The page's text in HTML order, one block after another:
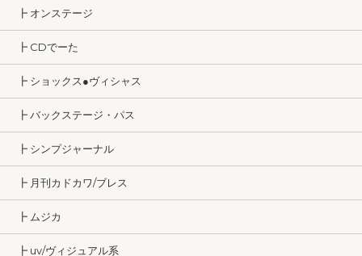
┣ オンステージ
┣ CDでーた
┣ ショックス●ヴィシャス
┣ バックステージ・パス
┣ シンプジャーナル
┣ 月刊カドカワ/ブレス
┣ ムジカ
┣ uv/ヴィジュアル系